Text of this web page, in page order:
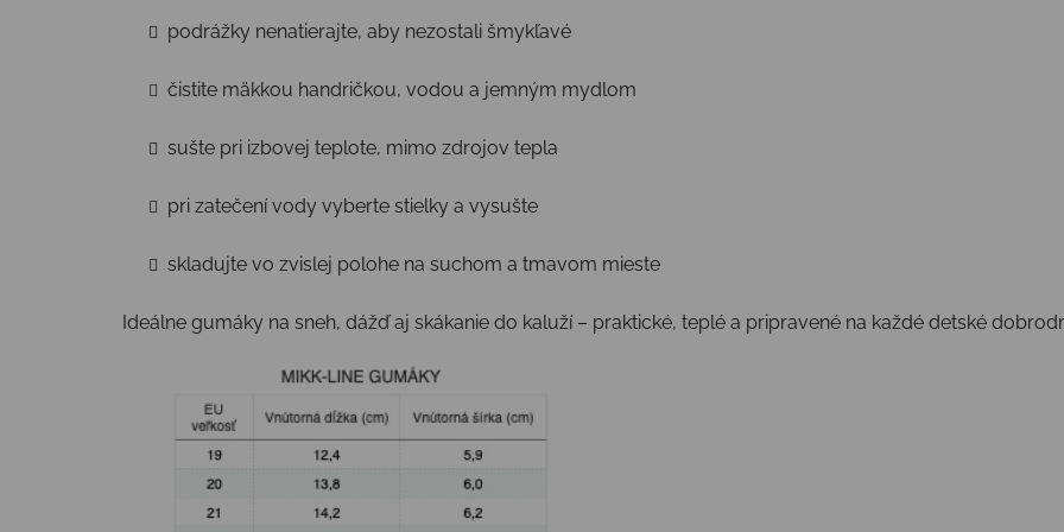
podrážky nenatierajte, aby nezostali šmykľavé
čistite mäkkou handričkou, vodou a jemným mydlom
sušte pri izbovej teplote, mimo zdrojov tepla
pri zatečení vody vyberte stielky a vysušte
skladujte vo zvislej polohe na suchom a tmavom mieste
Ideálne gumáky na sneh, dážď aj skákanie do kaluží – praktické, teplé a pripravené na každé detské